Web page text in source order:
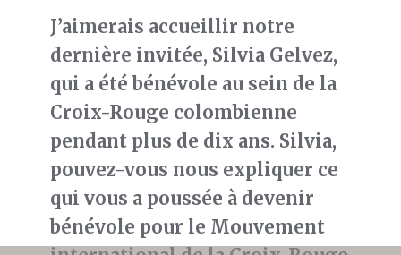
J’aimerais accueillir notre
dernière invitée, Silvia Gelvez,
qui a été bénévole au sein de la
Croix-Rouge colombienne
pendant plus de dix ans. Silvia,
pouvez-vous nous expliquer ce
qui vous a poussée à devenir
bénévole pour le Mouvement